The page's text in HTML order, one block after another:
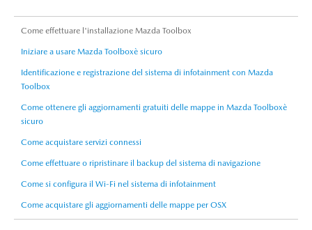
Come effettuare l'installazione Mazda Toolbox
Iniziare a usare Mazda Toolboxè sicuro
Identificazione e registrazione del sistema di infotainment con Mazda
Toolbox
Come ottenere gli aggiornamenti gratuiti delle mappe in Mazda Toolboxè
sicuro
Come acquistare servizi connessi
Come effettuare o ripristinare il backup del sistema di navigazione
Come si configura il Wi-Fi nel sistema di infotainment
Come acquistare gli aggiornamenti delle mappe per OSX